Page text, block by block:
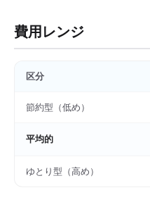
費用レンジ
区分
節約型（低め）
平均的
ゆとり型（高め）